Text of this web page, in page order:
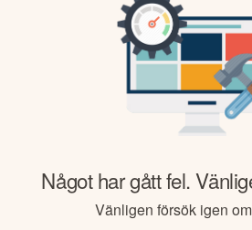
Något har gått fel.
Vänligen försök igen